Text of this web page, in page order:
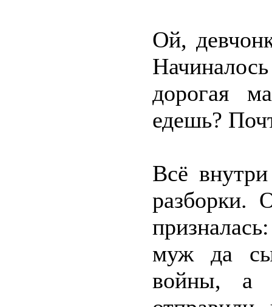
Ой,
дорогая
едешь?
Всё
разборки.
муж да
войны, а